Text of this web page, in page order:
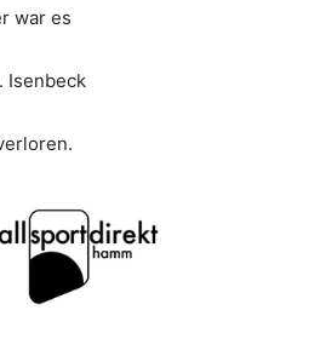
war es
Isenbeck